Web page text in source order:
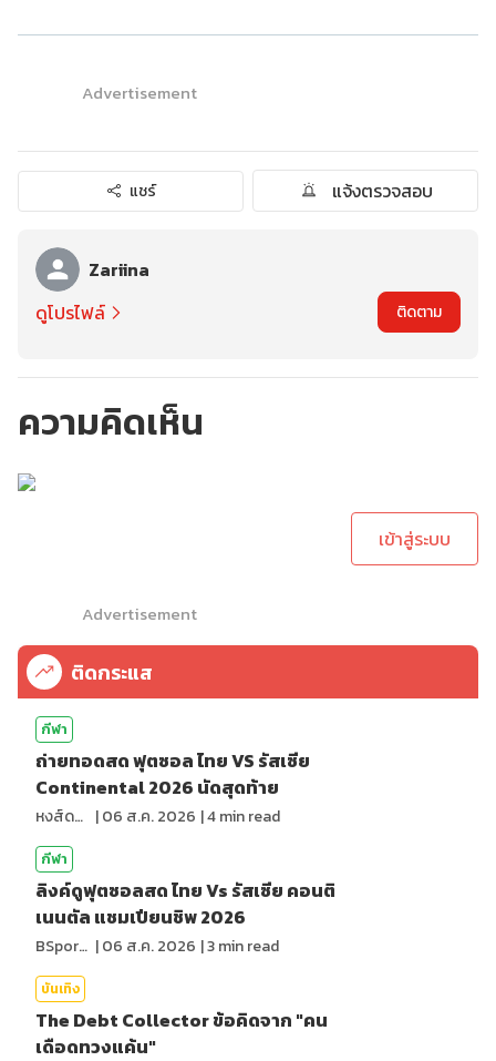
Advertisement
แชร์ แจ้งตรวจสอบ
Zariina
ดูโปรไฟล์
ติดตาม
ความคิดเห็น
เข้าสู่ระบบ
Advertisement
ติดกระแส
กีฬา
ถ่ายทอดสด ฟุตซอล ไทย VS รัสเซีย
Continental 2026 นัดสุดท้าย
หงส์ดรุณ |06 ส.ค. 2026 |4min read
กีฬา
ลิงค์ดูฟุตซอลสด ไทย Vs รัสเซีย คอนติ
เนนตัล แชมเปียนชิพ 2026
BSports8 |06 ส.ค. 2026 |3min read
บันเทิง
The Debt Collector ข้อคิดจาก "คน
เดือดทวงแค้น"